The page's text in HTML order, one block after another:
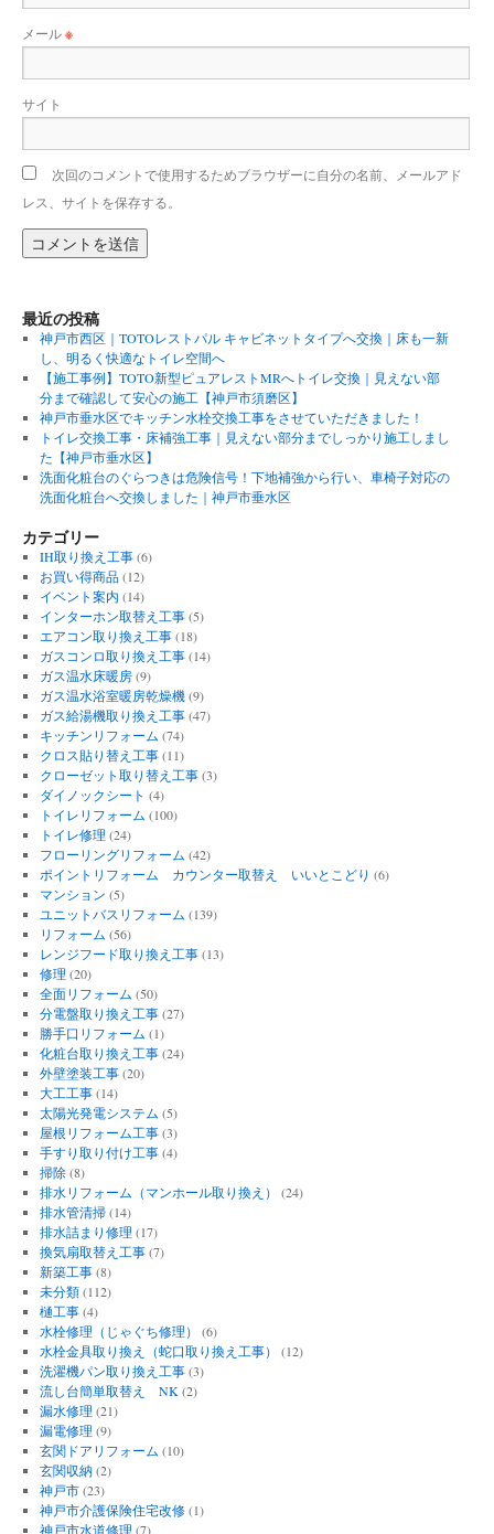
メール※
サイト
次回のコメントで使用するためブラウザーに自分の名前、メールアド
レス、サイトを保存する。
最近の投稿
神戸市西区｜TOTOレストパル キャビネットタイプへ交換｜床も一新
し、明るく快適なトイレ空間へ
【施工事例】TOTO新型ピュアレストMRへトイレ交換｜見えない部
分まで確認して安心の施工【神戸市須磨区】
神戸市垂水区でキッチン水栓交換工事をさせていただきました！
トイレ交換工事・床補強工事｜見えない部分までしっかり施工しまし
た【神戸市垂水区】
洗面化粧台のぐらつきは危険信号！下地補強から行い、車椅子対応の
洗面化粧台へ交換しました｜神戸市垂水区
カテゴリー
IH取り換え工事(6)
お買い得商品(12)
イベント案内 (14)
インターホン取替え工事(5)
エアコン取り換え工事(18)
ガスコンロ取り換え工事(14)
ガス温水床暖房(9)
ガス温水浴室暖房乾燥機(9)
ガス給湯機取り換え工事(47)
キッチンリフォーム (74)
クロス貼り替え工事(11)
クローゼット取り替え工事(3)
ダイノックシート (4)
トイレリフォーム (100)
トイレ修理 (24)
フローリングリフォーム (42)
ポイントリフォーム カウンター取替え いいとこどり (6)
マンション (5)
ユニットバスリフォーム (139)
リフォーム (56)
レンジフード取り換え工事(13)
修理 (20)
全面リフォーム (50)
分電盤取り換え工事(27)
勝手口リフォーム (1)
化粧台取り換え工事(24)
外壁塗装工事(20)
大工工事(14)
太陽光発電システム (5)
屋根リフォーム工事(3)
手すり取り付け工事(4)
掃除(8)
排水リフォーム（マンホール取り換え）
(24)
排水管清掃(14)
排水詰まり修理 (17)
換気扇取替え工事(7)
新築工事(8)
未分類(112)
樋工事(4)
水栓修理（じゃぐち修理）
(6)
水栓金具取り換え（蛇口取り換え工事）
(12)
洗濯機パン取り換え工事(3)
流し台簡単取替え NK (2)
漏水修理 (21)
漏電修理 (9)
玄関ドアリフォーム (10)
玄関収納(2)
神戸市(23)
神戸市介護保険住宅改修(1)
神戸市水道修理 (7)